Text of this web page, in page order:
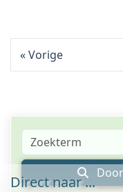
Vorige
Direct naar ...